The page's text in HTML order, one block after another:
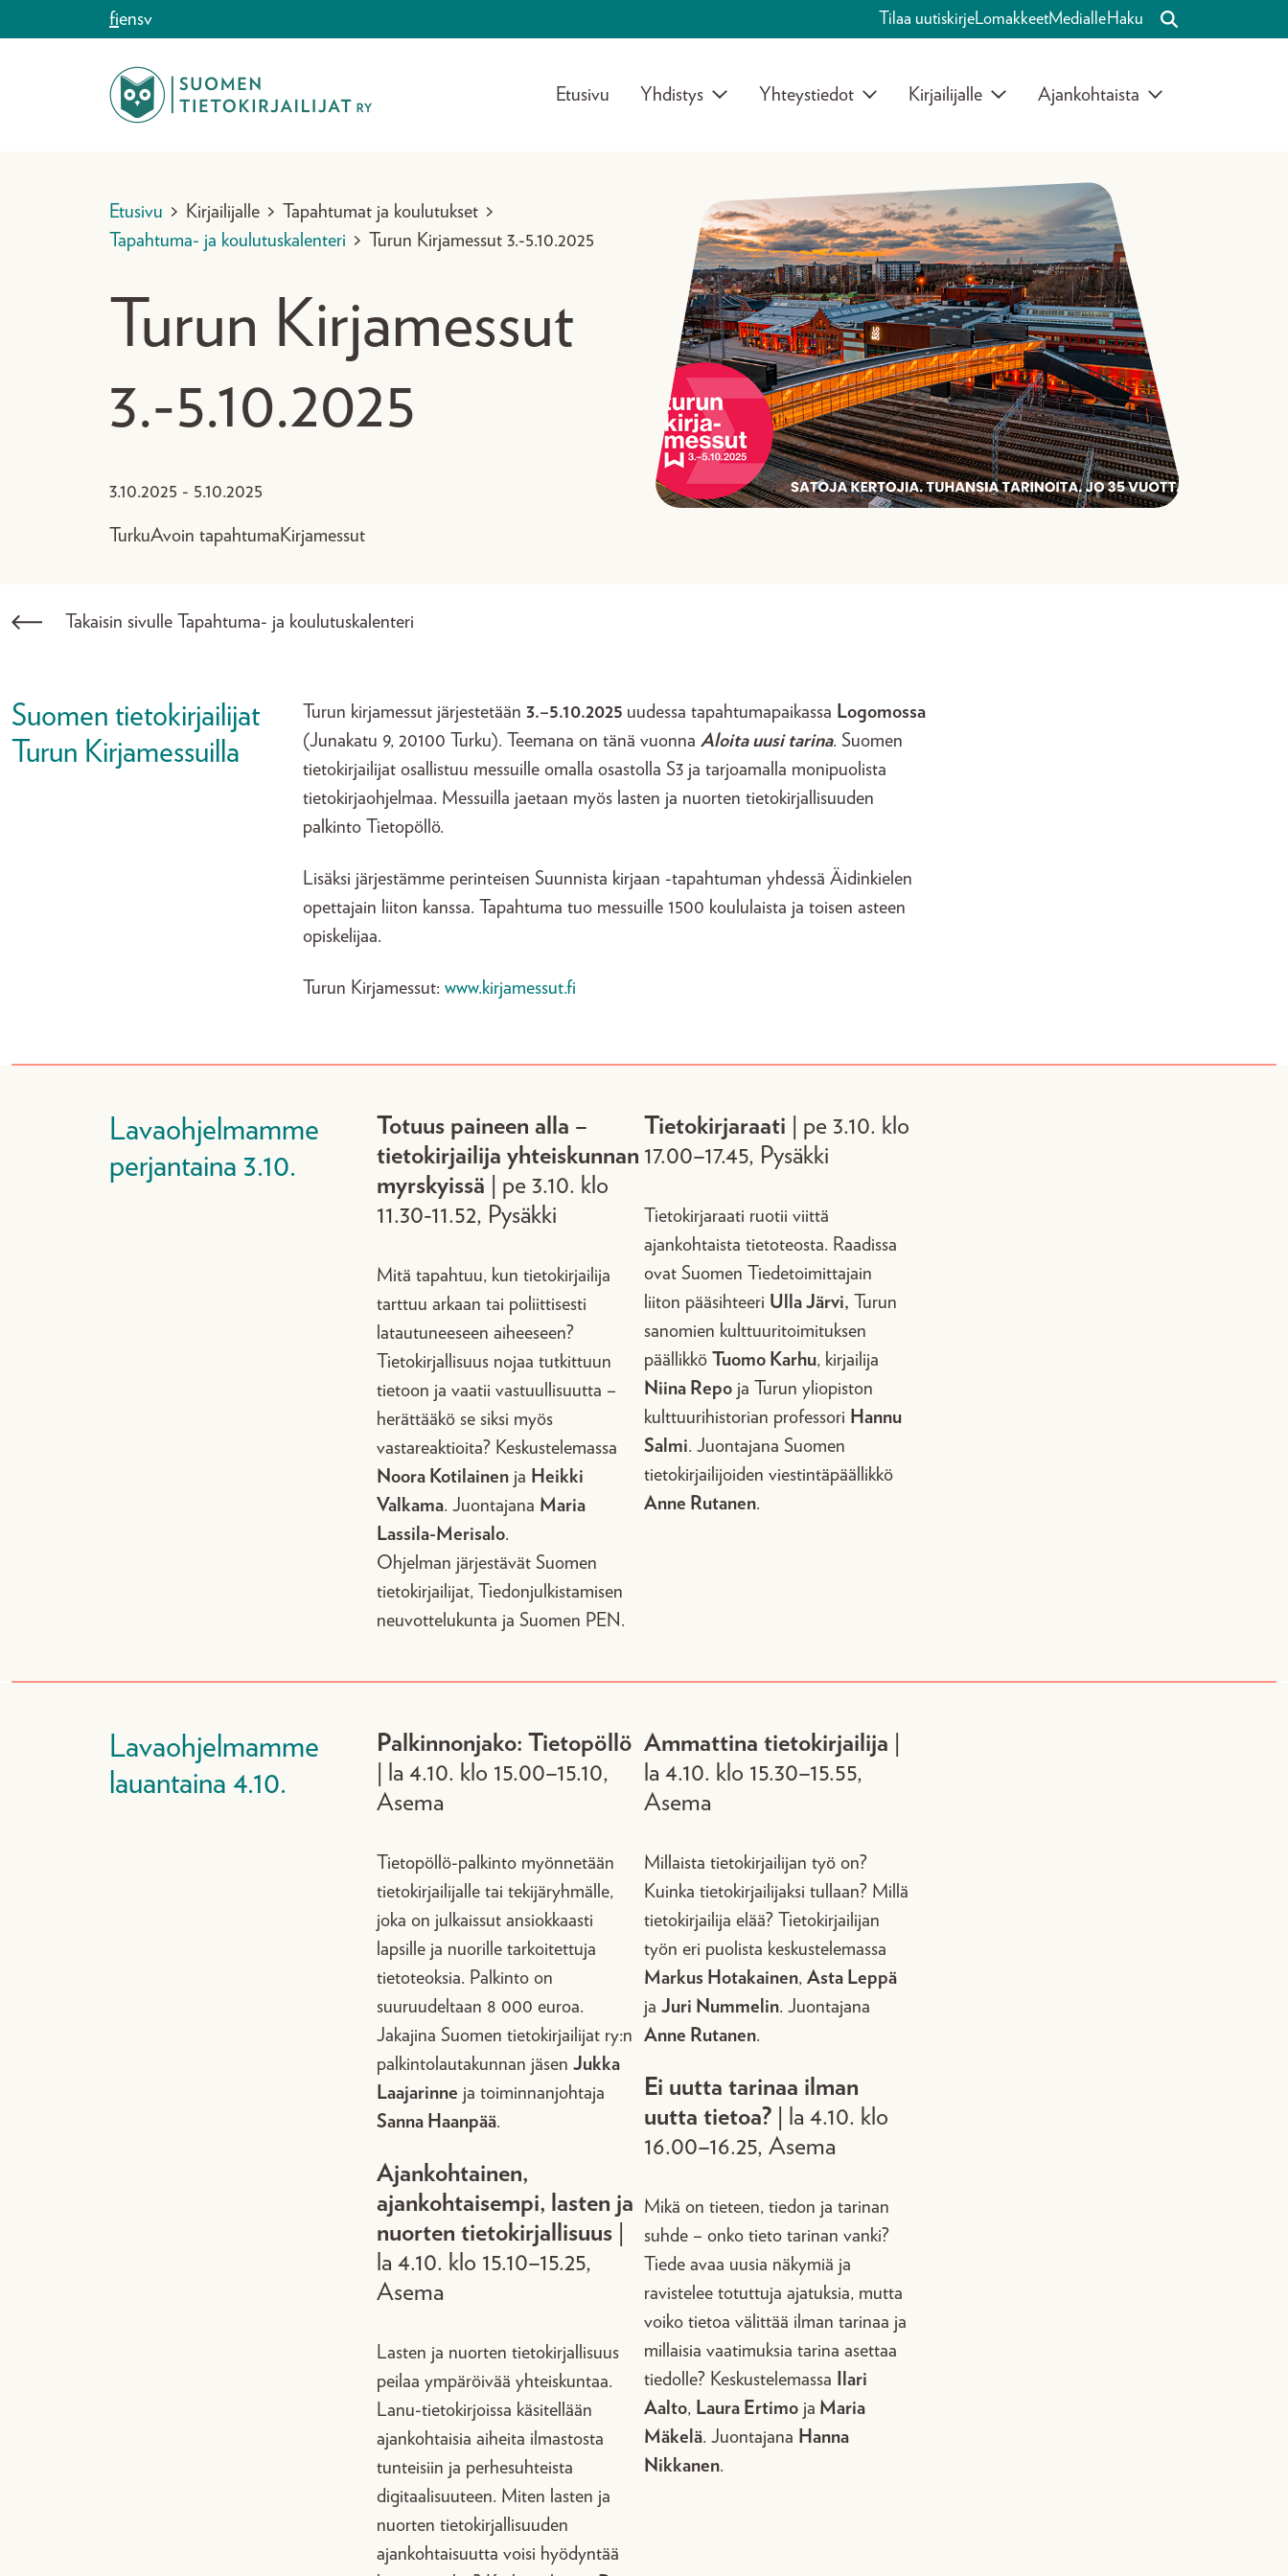
fiensv Tilaa uutiskirjeLomakkeetMedialleHaku
Etusivu Yhdistys Yhteystiedot Kirjailijalle Ajankohtaista
Etusivu > Kirjailijalle > Tapahtumat ja koulutukset >
Tapahtuma- ja koulutuskalenteri > Turun Kirjamessut 3.-5.10.2025
Turun Kirjamessut
3.-5.10.2025
3.10.2025 - 5.10.2025
TurkuAvoin tapahtuma Kirjamessut
Takaisin sivulle Tapahtuma- ja koulutuskalenteri
Suomen tietokirjailijat
Turun Kirjamessuilla
Turun kirjamessut järjestetään 3.–5.10.2025 uudessa tapahtumapaikassa Logomossa
(Junakatu 9, 20100 Turku). Teemana on tänä vuonna Aloita uusi tarina. Suomen
tietokirjailijat osallistuu messuille omalla osastolla S3 ja tarjoamalla monipuolista
tietokirjaohjelmaa. Messuilla jaetaan myös lasten ja nuorten tietokirjallisuuden
palkinto Tietopöllö.
Lisäksi järjestämme perinteisen Suunnista kirjaan -tapahtuman yhdessä Äidinkielen
opettajain liiton kanssa. Tapahtuma tuo messuille 1500 koululaista ja toisen asteen
opiskelijaa.
Turun Kirjamessut: www.kirjamessut.fi
Lavaohjelmamme
perjantaina 3.10.
Totuus paineen alla –
tietokirjailija yhteiskunnan
myrskyissä
| pe 3.10. klo
11.30-11.52, Pysäkki
Mitä tapahtuu, kun tietokirjailija
tarttuu arkaan tai poliittisesti
latautuneeseen aiheeseen?
Tietokirjallisuus nojaa tutkittuun
tietoon ja vaatii vastuullisuutta –
herättääkö se siksi myös
vastareaktioita? Keskustelemassa
Noora Kotilainen ja Heikki
Valkama. Juontajana Maria
Lassila-Merisalo.
Ohjelman järjestävät Suomen
tietokirjailijat, Tiedonjulkistamisen
neuvottelukunta ja Suomen PEN.
Tietokirjaraati
| pe 3.10. klo
17.00–17.45, Pysäkki
Tietokirjaraati ruotii viittä
ajankohtaista tietoteosta. Raadissa
ovat Suomen Tiedetoimittajain
liiton pääsihteeri Ulla Järvi, Turun
sanomien kulttuuritoimituksen
päällikkö Tuomo Karhu, kirjailija
Niina Repo ja Turun yliopiston
kulttuurihistorian professori Hannu
Salmi. Juontajana Suomen
tietokirjailijoiden viestintäpäällikkö
Anne Rutanen.
Lavaohjelmamme
lauantaina 4.10.
Palkinnonjako: Tietopöllö
la 4.10. klo 15.00–15.10,
Asema
Tietopöllö-palkinto myönnetään
tietokirjailijalle tai tekijäryhmälle,
joka on julkaissut ansiokkaasti
lapsille ja nuorille tarkoitettuja
tietoteoksia. Palkinto on
suuruudeltaan 8 000 euroa.
Jakajina Suomen tietokirjailijat ry:n
palkintolautakunnan jäsen Jukka
Laajarinne ja toiminnanjohtaja
Sanna Haanpää.
Ajankohtainen,
ajankohtaisempi, lasten ja
nuorten tietokirjallisuus
la 4.10. klo 15.10–15.25,
Asema
Lasten ja nuorten tietokirjallisuus
peilaa ympäröivää yhteiskuntaa.
Lanu-tietokirjoissa käsitellään
ajankohtaisia aiheita ilmastosta
tunteisiin ja perhesuhteista
digitaalisuuteen. Miten lasten ja
nuorten tietokirjallisuuden
ajankohtaisuutta voisi hyödyntää
Ammattina tietokirjailija
la 4.10. klo 15.30–15.55,
Asema
Millaista tietokirjailijan työ on?
Kuinka tietokirjailijaksi tullaan? Millä
tietokirjailija elää? Tietokirjailijan
työn eri puolista keskustelemassa
Markus Hotakainen, Asta Leppä
ja Juri Nummelin. Juontajana
Anne Rutanen.
Ei uutta tarinaa ilman
uutta tietoa? | la 4.10. klo
16.00–16.25, Asema
Mikä on tieteen, tiedon ja tarinan
suhde – onko tieto tarinan vanki?
Tiede avaa uusia näkymiä ja
ravistelee totuttuja ajatuksia, mutta
voiko tietoa välittää ilman tarinaa ja
millaisia vaatimuksia tarina asettaa
tiedolle? Keskustelemassa
Ilari
Aalto, Laura Ertimo ja Maria
Mäkelä. Juontajana Hanna
Nikkanen.